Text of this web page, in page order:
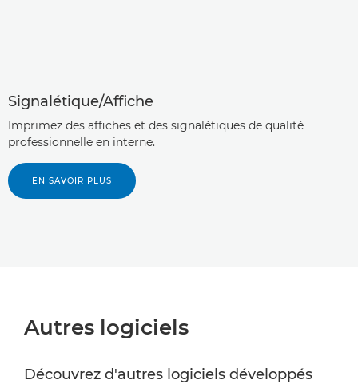
Signalétique/Affiche
Imprimez des affiches et des signalétiques de qualité
professionnelle en interne.
EN SAVOIR PLUS
Autres logiciels
Découvrez d'autres logiciels développés